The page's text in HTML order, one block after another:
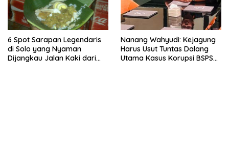
6 Spot Sarapan Legendaris
di Solo yang Nyaman
Dijangkau Jalan Kaki dari
Nanang Wahyudi: Kejagung
Harus Usut Tuntas Dalang
Utama Kasus Korupsi BSPS